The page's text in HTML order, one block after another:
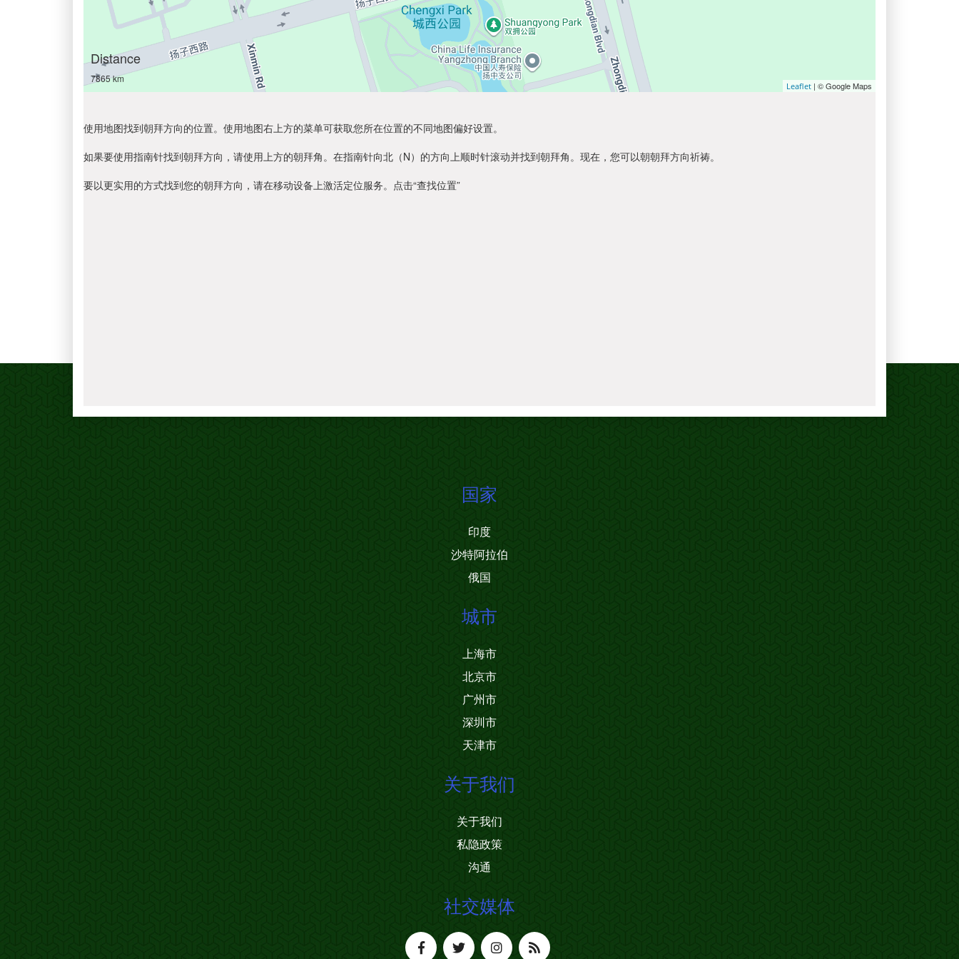
Distance
7865 km
Leaflet | © Google Maps
使用地图找到朝拜方向的位置。使用地图右上方的菜单可获取您所在位置的不同地图偏好设置。
如果要使用指南针找到朝拜方向，请使用上方的朝拜角。在指南针向北（N）的方向上顺时针滚动并找到朝拜角。现在，您可以朝朝拜方向祈祷。
要以更实用的方式找到您的朝拜方向，请在移动设备上激活定位服务。点击“查找位置”
国家
印度
沙特阿拉伯
俄国
城市
上海市
北京市
广州市
深圳市
天津市
关于我们
关于我们
私隐政策
沟通
社交媒体